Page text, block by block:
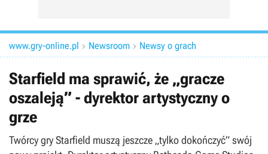
www.gry-online.pl  Newsroom  Newsy o grach
Starfield ma sprawić, że „gracze
oszaleją” - dyrektor artystyczny o
grze
Twórcy gry Starfield muszą jeszcze „tylko dokończyć” swój